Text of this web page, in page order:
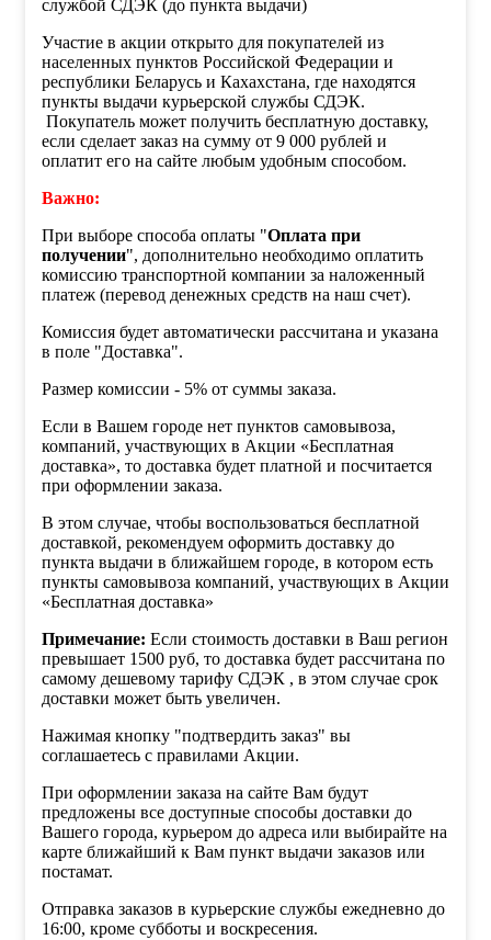
службой СДЭК (до пункта выдачи)
Участие в акции открыто для покупателей из
населенных пунктов Российской Федерации и
республики Беларусь и Кахахстана, где находятся
пункты выдачи курьерской службы СДЭК.
Покупатель может получить бесплатную доставку,
если сделает заказ на сумму от 9 000 рублей и
оплатит его на сайте любым удобным способом.
Важно:
При выборе способа оплаты "Оплата при
получении", дополнительно необходимо оплатить
комиссию транспортной компании за наложенный
платеж (перевод денежных средств на наш счет).
Комиссия будет автоматически рассчитана и указана
в поле "Доставка".
Размер комиссии - 5% от суммы заказа.
Если в Вашем городе нет пунктов самовывоза,
компаний, участвующих в Акции «Бесплатная
доставка», то доставка будет платной и посчитается
при оформлении заказа.
В этом случае, чтобы воспользоваться бесплатной
доставкой, рекомендуем оформить доставку до
пункта выдачи в ближайшем городе, в котором есть
пункты самовывоза компаний, участвующих в Акции
«Бесплатная доставка»
Примечание: Если стоимость доставки в Ваш регион
превышает 1500 руб, то доставка будет рассчитана по
самому дешевому тарифу СДЭК , в этом случае срок
доставки может быть увеличен.
Нажимая кнопку "подтвердить заказ" вы
соглашаетесь с правилами Акции.
При оформлении заказа на сайте Вам будут
предложены все доступные способы доставки до
Вашего города, курьером до адреса или выбирайте на
карте ближайший к Вам пункт выдачи заказов или
постамат.
Отправка заказов в курьерские службы ежедневно до
16:00, кроме субботы и воскресения.